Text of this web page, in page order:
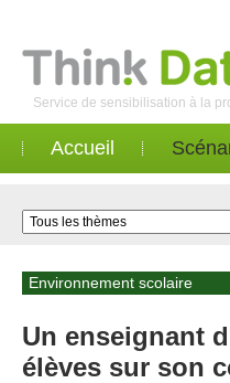
Service de sensibilisation à la
Accueil
Environnement scolaire
Un enseignant
élèves sur son